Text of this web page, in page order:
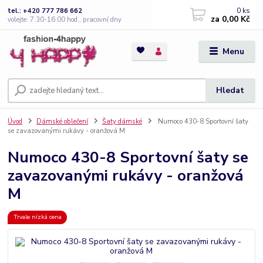
Menu
Hledat
tel.: +420 777 786 662
volejte: 7:30-16:00 hod., pracovní dny
0 ks
za 0,00 Kč
Úvod Dámské oblečení Šaty dámské
Numoco 430-8 Sportovní šaty
se zavazovanými rukávy - oranžová M
Numoco 430-8 Sportovní šaty se
zavazovanými rukávy - oranžová
M
Trvale nízká cena